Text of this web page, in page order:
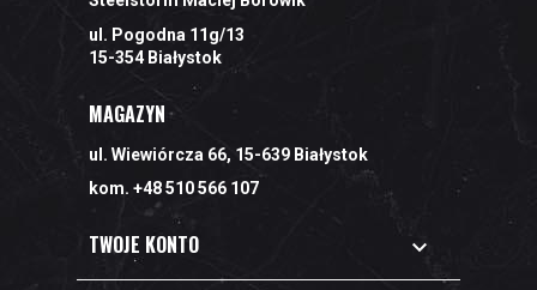
ul. Pogodna 11g/13
15-354 Białystok
MAGAZYN
ul. Wiewiórcza 66, 15-639 Białystok
kom. +48 510 566 107
TWOJE KONTO 